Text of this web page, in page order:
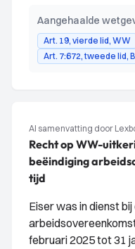
Aangehaalde
Art. 19, vierde lid, WW
Art. 7:672, tweede lid,
AI samenvatting door
Recht op WW-
beëindiging
tijd
Eiser was in dienst
februari 2025 tot 31